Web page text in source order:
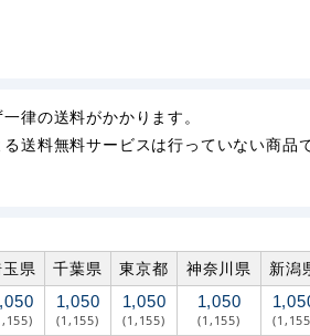
律の送料がかかります。
送料無料サービスは行っていない商品で
県 千葉県 東京都 神奈川県 新潟
1,050
(1,155)
1,050
(1,155)
1,050
(1,155)